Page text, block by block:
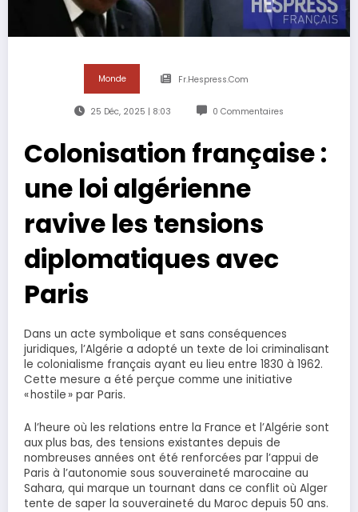
Monde Fr.hespress.com
25 Déc, 2025 | 8:03 0 Commentaires
Colonisation française :
une loi algérienne
ravive les tensions
diplomatiques avec
Paris
Dans un acte symbolique et sans conséquences
juridiques, l’Algérie a adopté un texte de loi criminalisant
le colonialisme français ayant eu lieu entre 1830 à 1962.
Cette mesure a été perçue comme une initiative
« hostile » par Paris.
A l’heure où les relations entre la France et l’Algérie sont
aux plus bas, des tensions existantes depuis de
nombreuses années ont été renforcées par l’appui de
Paris à l’autonomie sous souveraineté marocaine au
Sahara, qui marque un tournant dans ce conflit où Alger
tente de saper la souveraineté du Maroc depuis 50 ans.